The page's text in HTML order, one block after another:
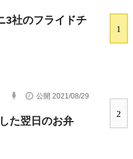
3社のフライドチ
公開 2021/08/29
た翌日のお弁
1
2